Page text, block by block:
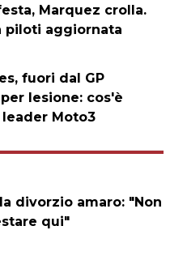
Marquez crolla.
piloti aggiornata
fuori dal GP
lesione: cos'è
Moto3
divorzio amaro: "Non
qui"